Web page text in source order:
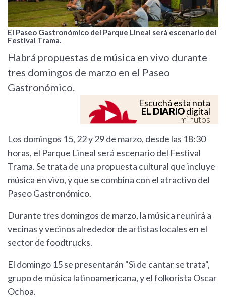
El Paseo Gastronómico del Parque Lineal será escenario del
Festival Trama.
Habrá propuestas de música en vivo durante
tres domingos de marzo en el Paseo
Gastronómico.
Escuchá esta nota
EL DIARIOdigital
minutos
Los domingos 15, 22 y 29 de marzo, desde las 18:30
horas, el Parque Lineal será escenario del Festival
Trama. Se trata de una propuesta cultural que incluye
música en vivo, y que se combina con el atractivo del
Paseo Gastronómico.
Durante tres domingos de marzo, la música reunirá a
vecinas y vecinos alrededor de artistas locales en el
sector de foodtrucks.
El domingo 15 se presentarán "Si de cantar se trata",
grupo de música latinoamericana, y el folkorista Oscar
Ochoa.